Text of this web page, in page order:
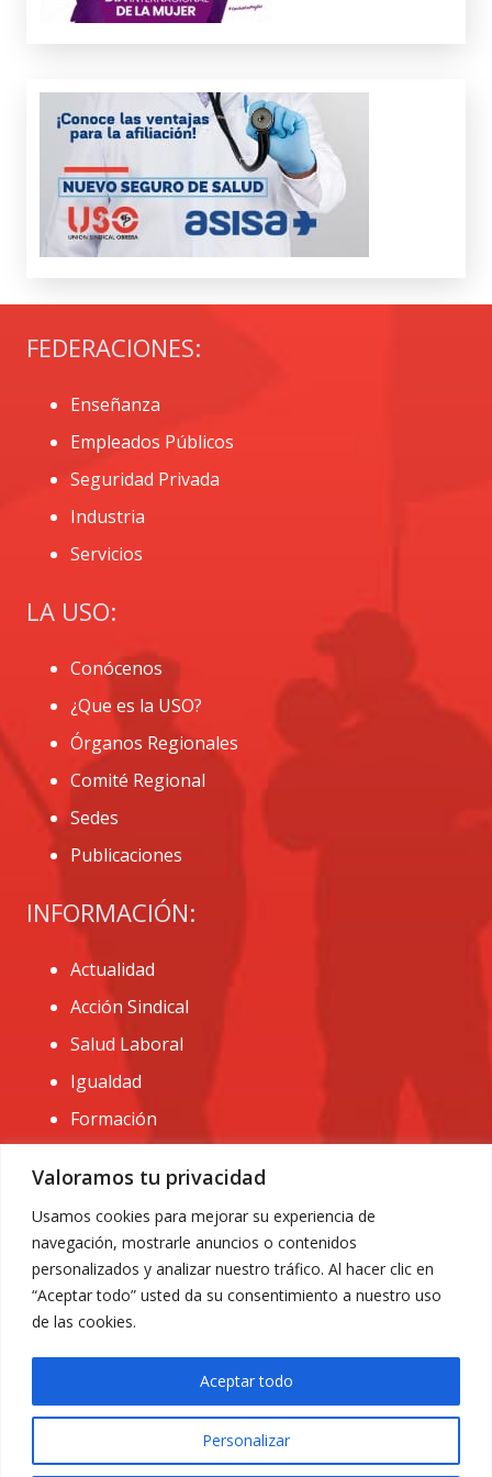
Valoramos tu privacidad
Usamos cookies para mejorar su experiencia de
navegación, mostrarle anuncios o contenidos
personalizados y analizar nuestro tráfico. Al hacer clic en
“Aceptar todo” usted da su consentimiento a nuestro uso
de las cookies.
Personalizar
Aceptar todo
FEDERACIONES:
Enseñanza
Empleados Públicos
Seguridad Privada
Industria
Servicios
LA USO:
Conócenos
¿Que es la USO?
Órganos Regionales
Comité Regional
Sedes
Publicaciones
INFORMACIÓN:
Actualidad
Acción Sindical
Salud Laboral
Igualdad
Formación
CONTACTO:
administracion@usomurcia.org
968 25 01 20
C/ Huerto de las bombas nº6. 30009 Murcia
Privacidad|